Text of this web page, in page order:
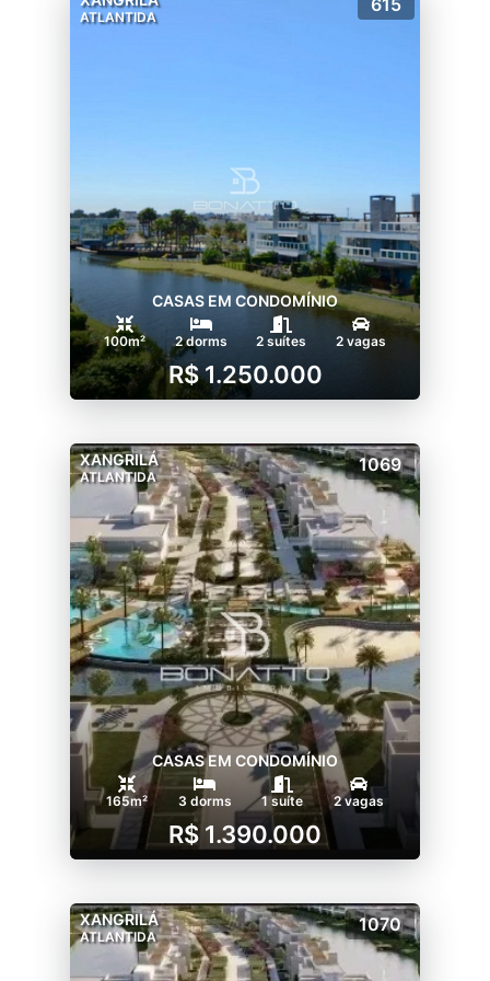
Transborde energia e aproveite o melhor
ATLANTIDA
615
CASAS EM CONDOMÍNIO
100m² 2 dorms 2 suítes 2 vagas
R$ 1.250.000
XANGRILÁ
ATLANTIDA
1069
CASAS EM CONDOMÍNIO
165m² 3 dorms 1 suíte 2 vagas
R$ 1.390.000
XANGRILÁ
ATLANTIDA
1070